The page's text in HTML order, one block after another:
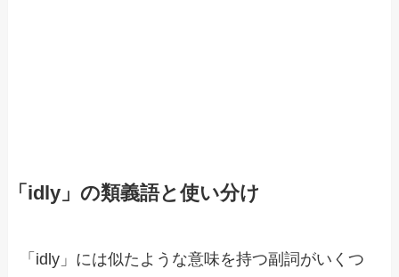
「idly」の類義語と使い分け
「idly」には似たような意味を持つ副詞がいくつ